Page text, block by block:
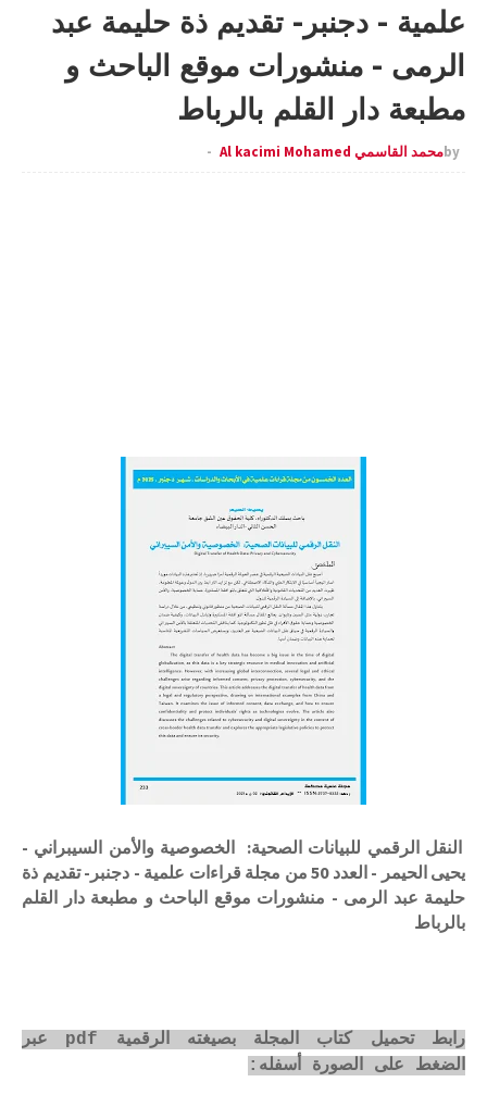
علمية - دجنبر- تقديم ذة حليمة عبد
الرمى - منشورات موقع الباحث و
مطبعة دار القلم بالرباط
byمحمد القاسمي Al kacimi Mohamed
النقل الرقمي للبيانات الصحية: الخصوصية والأمن السيبراني -
يحيى الحيمر - العدد 50 من مجلة قراءات علمية - دجنبر- تقديم ذة
حليمة عبد الرمى - منشورات موقع الباحث و مطبعة دار القلم
بالرباط
رابط تحميل كتاب المجلة بصيغته الرقمية pdf عبر
الضغط على الصورة أسفله: